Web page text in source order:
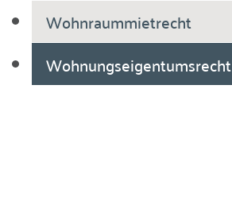
Wohnraummietrecht
Wohnungseigentumsrecht